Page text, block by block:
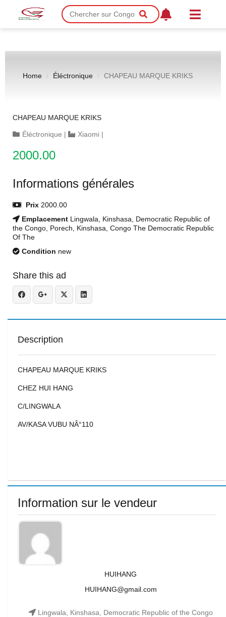
Home Éléctronique CHAPEAU MARQUE KRIKS
CHAPEAU MARQUE KRIKS
Éléctronique | Xiaomi |
2000.00
Informations générales
Prix 2000.00
Emplacement Lingwala, Kinshasa, Democratic Republic of
the Congo, Porech, Kinshasa, Congo The Democratic Republic
Of The
Condition new
Share this ad
Description
CHAPEAU MARQUE KRIKS
CHEZ HUI HANG
C/LINGWALA
AV/KASA VUBU NÂ°110
Information sur le vendeur
HUIHANG
HUIHANG@gmail.com
Lingwala, Kinshasa, Democratic Republic of the Congo